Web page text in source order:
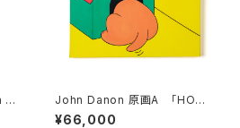
原
John Danon 原画A 「HOME
ALONE」
¥66,000